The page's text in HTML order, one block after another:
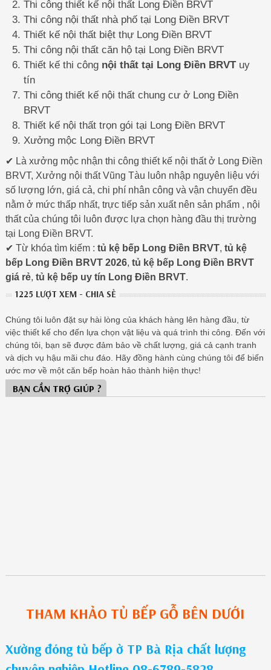
Thi công thiết kế nội thất Long Điền BRVT
Thi công nội thất nhà phố tại Long Điền BRVT
Thiết kế nội thất biệt thự Long Điền BRVT
Thi công nội thất căn hộ tại Long Điền BRVT
Thiết kế thi công nội thất tại Long Điền BRVTuy
tín
Thi công thiết kế nội thất chung cư ở Long Điền
BRVT
Thiết kế nội thất trọn gói tại Long Điền BRVT
Xưởng mộc Long Điền BRVT
✔ Là xưởng mộc nhận thi công thiết kế nội thất ở Long Điền
BRVT, Xưởng nội thất Vũng Tàu luôn nhập nguyên liệu với
số lượng lớn, giá cả, chi phí nhân công và vận chuyển đều
nằm ở mức thấp nhất, trực tiếp sản xuất nên sản phẩm , nội
thất của chúng tôi luôn được lựa chọn hàng đầu thị trường
tại Long Điền BRVT.
✔ Từ khóa tìm kiếm : tủ kệ bếp Long Điền BRVT, tủ kệ
bếp Long Điền BRVT 2026, tủ kệ bếp Long Điền BRVT
giá rẻ, tủ kệ bếp uy tín Long Điền BRVT.
1225 LƯỢT XEM - CHIA SẺ
Chúng tôi luôn đặt sự hài lòng của khách hàng lên hàng đầu, từ
việc thiết kế cho đến lựa chọn vật liệu và quá trình thi công. Đến với
chúng tôi, bạn sẽ được đảm bảo về chất lượng, giá cả cạnh tranh
và dịch vụ hậu mãi chu đáo. Hãy đồng hành cùng chúng tôi để biến
ước mơ về một căn bếp hoàn hảo thành hiện thực!
BẠN CẦN TRỢ GIÚP ?
THAM KHẢO TỦ BẾP GỖ BÊN DƯỚI
Xưởng đóng tủ bếp ở TP Bà Rịa chất lượng